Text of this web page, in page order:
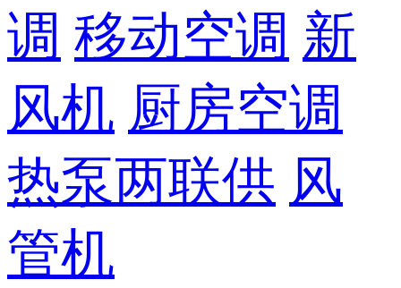
调 移动空调 新
风机 厨房空调
热泵两联供 风
管机